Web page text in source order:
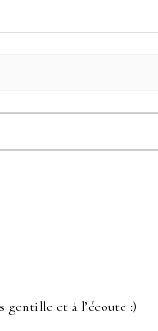
gentille et à l’écoute :)